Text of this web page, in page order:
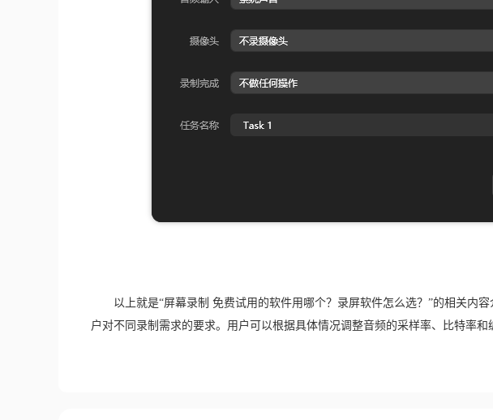
以上就是“屏幕录制 免费试用的软件用哪个？录屏软件怎么选？”的相关内容
户对不同录制需求的要求。用户可以根据具体情况调整音频的采样率、比特率和